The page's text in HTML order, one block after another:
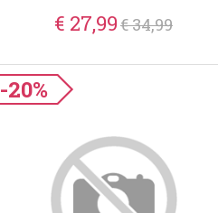
€ 27,99€ 34,99
-20%